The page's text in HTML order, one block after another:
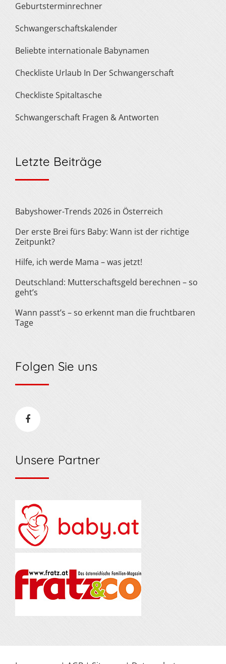
Geburtsterminrechner
Schwangerschaftskalender
Beliebte internationale Babynamen
Checkliste Urlaub In Der Schwangerschaft
Checkliste Spitaltasche
Schwangerschaft Fragen & Antworten
Letzte Beiträge
Babyshower-Trends 2026 in Österreich
Der erste Brei fürs Baby: Wann ist der richtige
Zeitpunkt?
Hilfe, ich werde Mama – was jetzt!
Deutschland: Mutterschaftsgeld berechnen – so
geht’s
Wann passt’s – so erkennt man die fruchtbaren
Tage
Folgen Sie uns
Unsere Partner